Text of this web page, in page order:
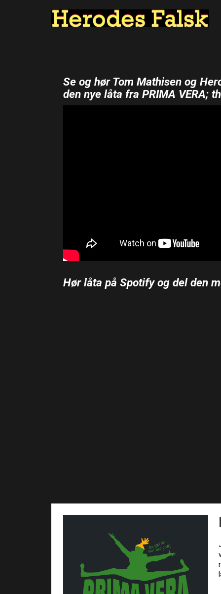
Se og hør Tom Mathisen og
den nye låta fra PRIMA VERA;
Hør låta på Spotify og del den